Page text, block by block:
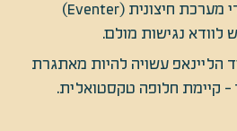
הכרטוס מטופל על ידי מערכת חיצונית (Eventer)
לוודא נגישות מולם.
הליינאפ עשויה להיות מאתגרת
קיימת חלופה טקסטואלית.